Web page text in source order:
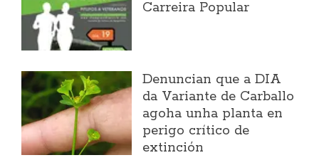
Carreira Popular
Denuncian que a DIA
da Variante de Carballo
agoha unha planta en
perigo crítico de
extinción